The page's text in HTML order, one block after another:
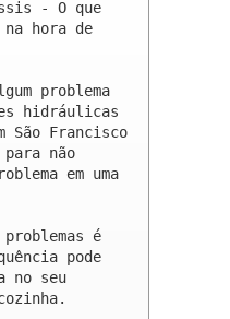
- O que
hora de
problema
hidráulicas
São Francisco
não
em uma
é
pode
no seu